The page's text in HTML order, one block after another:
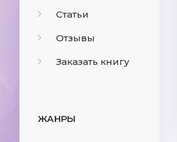
Статьи
Отзывы
Заказать книгу
ЖАНРЫ